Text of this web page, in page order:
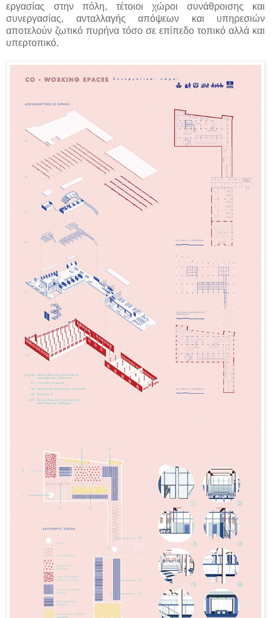
εργασίας στην πόλη, τέτοιοι χώροι συνάθροισης και
συνεργασίας, ανταλλαγής απόψεων και υπηρεσιών
αποτελούν ζωτικό πυρήνα τόσο σε επίπεδο τοπικό αλλά και
υπερτοπικό.